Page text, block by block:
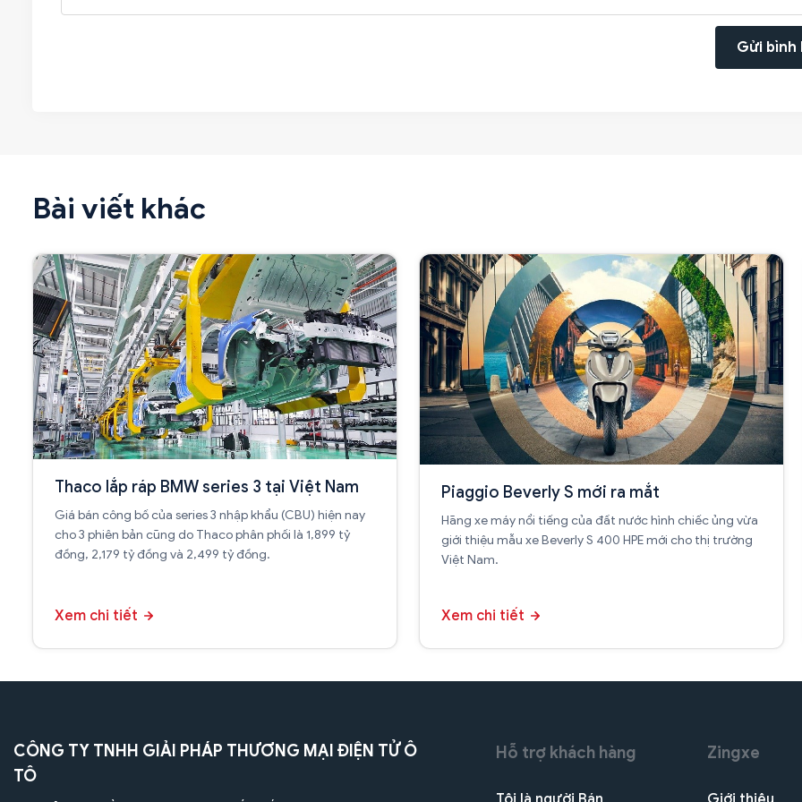
Gửi bình
Bài viết khác
Thaco lắp ráp BMW series 3 tại Việt Nam
Giá bán công bố của series 3 nhập khẩu (CBU) hiện nay
cho 3 phiên bản cũng do Thaco phân phối là 1,899 tỷ
đồng, 2,179 tỷ đồng và 2,499 tỷ đồng.
Xem chi tiết
Piaggio Beverly S mới ra mắt
Hãng xe máy nổi tiếng của đất nước hình chiếc ủng vừa
giới thiệu mẫu xe Beverly S 400 HPE mới cho thị trường
Việt Nam.
Xem chi tiết
CÔNG TY TNHH GIẢI PHÁP THƯƠNG MẠI ĐIỆN TỬ Ô
TÔ
Hỗ trợ khách hàng Zingxe